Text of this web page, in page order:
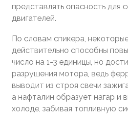
представлять опасность для
двигателей.
По словам спикера,
действительно способны
число на 1-3 единицы, но
разрушения мотора, ведь
выводит из строя свечи
а нафталин образует нагар и
холоде, забивая топливную